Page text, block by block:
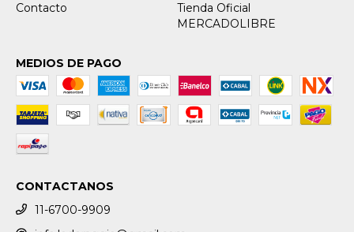
Contacto
Tienda Oficial
MERCADOLIBRE
MEDIOS DE PAGO
CONTACTANOS
11-6700-9909